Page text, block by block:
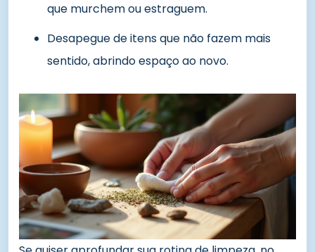
que murchem ou estraguem.
Desapegue de itens que não fazem mais
sentido, abrindo espaço ao novo.